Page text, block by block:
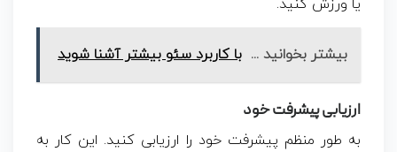
یا ورزش کنید.
بیشتر بخوانید ... با کاربرد سئو بیشتر آشنا شوید
ارزیابی پیشرفت خود
به طور منظم پیشرفت خود را ارزیابی کنید. این کار به